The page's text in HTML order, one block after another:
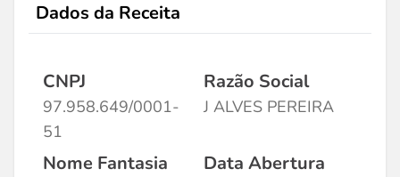
Dados da Receita
CNPJ
97.958.649/0001-
51
Razão Social
J ALVES PEREIRA
Nome Fantasia Data Abertura